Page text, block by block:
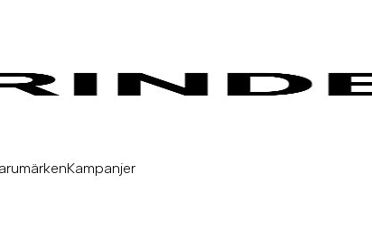
Kampanjer